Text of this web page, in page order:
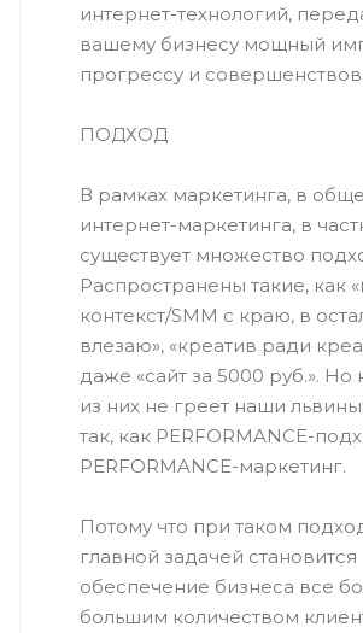
интернет-технологий,
вашему бизнесу мощный
прогрессу и
ПОДХОД
В рамках маркетинга, в
интернет-маркетинга, в
существует множество
Распространены такие, как
контекст/SMM с краю, в
влезаю», «креатив ради
даже «сайт за 5000 руб.». Но
из них не греет наши
так, как PERFORMANCE-
PERFORMANCE-маркетинг.
Потому что при таком
главной задачей становится
обеспечение бизнеса все
большим количеством